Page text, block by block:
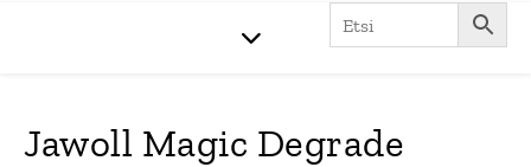
Jawoll Magic Degrade